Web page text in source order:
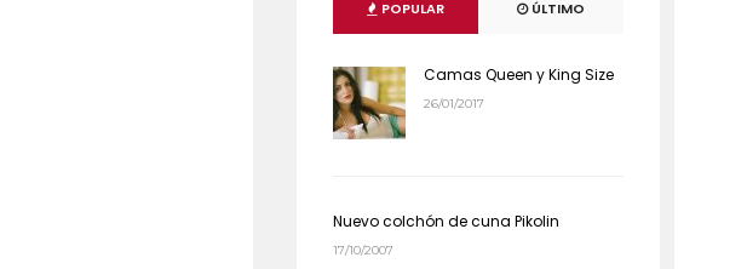
POPULAR ÚLTIMO
Camas Queen y King Size
26/01/2017
Nuevo colchón de cuna Pikolin
17/10/2007